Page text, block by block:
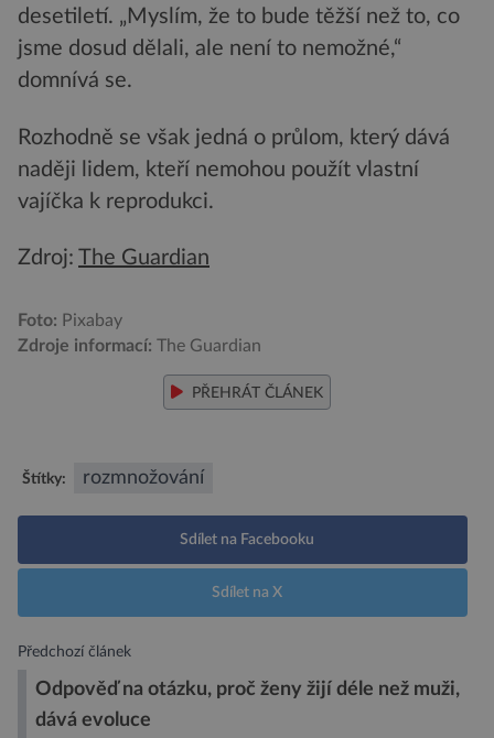
desetiletí. „Myslím, že to bude těžší než to, co
jsme dosud dělali, ale není to nemožné,“
domnívá se.
Rozhodně se však jedná o průlom, který dává
naději lidem, kteří nemohou použít vlastní
vajíčka k reprodukci.
Zdroj: The Guardian
Foto: Pixabay
Zdroje informací: The Guardian
PŘEHRÁT ČLÁNEK
Štítky: rozmnožování
Sdílet na Facebooku
Sdílet na X
Předchozí článek
Odpověď na otázku, proč ženy žijí déle než muži,
dává evoluce